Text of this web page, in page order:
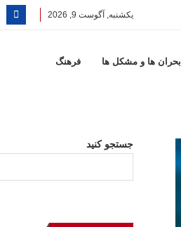
یکشنبه, آگوست 9, 2026
بحران ها و مشكل ها فرهنگ
جستجو کنید